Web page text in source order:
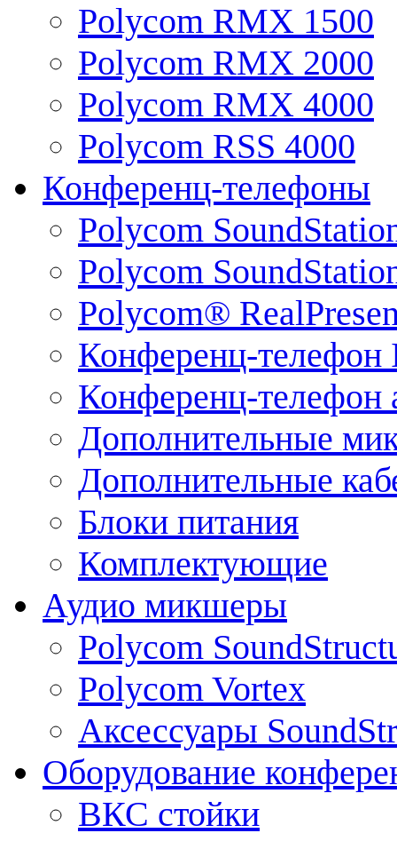
Polycom RMX 1500
Polycom RMX 2000
Polycom RMX 4000
Polycom RSS 4000
Конференц-телефоны
Polycom
Polycom
Polycom®
Конференц-телефон
Конференц-телефон
Дополнительные
Дополнительные
Блоки питания
Комплектующие
Аудио микшеры
Polycom
Polycom Vortex
Аксессуары
Оборудование
ВКС стойки